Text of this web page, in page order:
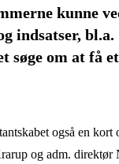
kunne
bl.a.
om at få
også en
og adm.